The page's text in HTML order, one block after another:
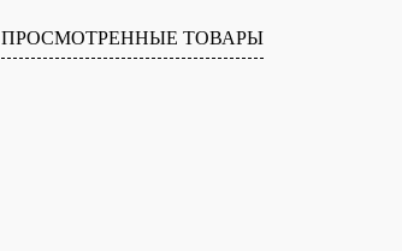
ПРОСМОТРЕННЫЕ ТОВАРЫ